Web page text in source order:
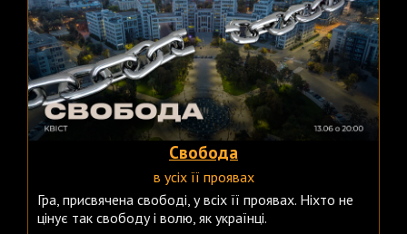
Свобода
в усіх її проявах
Гра, присвячена свободі, у всіх її проявах. Ніхто не
цінує так свободу і волю, як українці.